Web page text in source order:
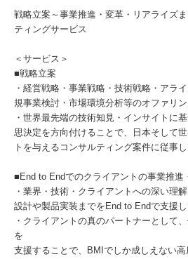
戦略立案～事業推進・変革・リアライズ
ティングサービス
＜サービス＞
■戦略立案
・経営戦略・事業戦略・技術戦略・アラ
規事業検討・市場環境分析等のオファリン
・世界最先端の技術知見・インサイトに
思決定を方向付けることで、日本そして
トを与えるコンサルティング案件に従事
■End to Endでのクライアントの事業推進
・業界・技術・クライアントへの深い理
設計や製品実装までをEnd to Endで支援し
・クライアントの真のパートナーとして
を
支援することで、BMIでしか成しえない